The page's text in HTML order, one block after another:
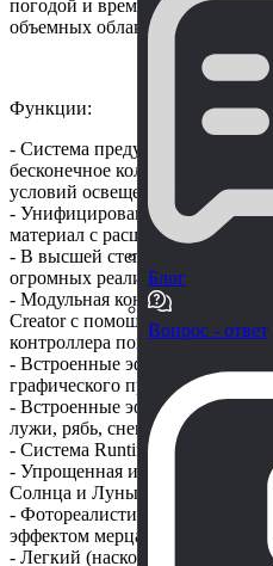
Блог
Вопрос - ответ
погодой и временем суток с
объемных облаков, атмосферы
Функции:
- Система предустановок
бесконечное количество
условий освещения.
- Унифицированный
материал с расширенными
- В высшей степени
огромных реалистичных
- Модульная конструкция: вы
Creator с помощью
контроллера погоды.
- Встроенные эффекты погоды
графического процессора):
- Встроенные эффекты
лужи, рябь, снег
- Система Runtime Occlusion с
- Упрощенная и реальная
Солнца и Луны
- Фотореалистичная карта
эффектом мерцания звезд,
- Легкий (насколько это